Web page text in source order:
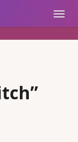
Menu